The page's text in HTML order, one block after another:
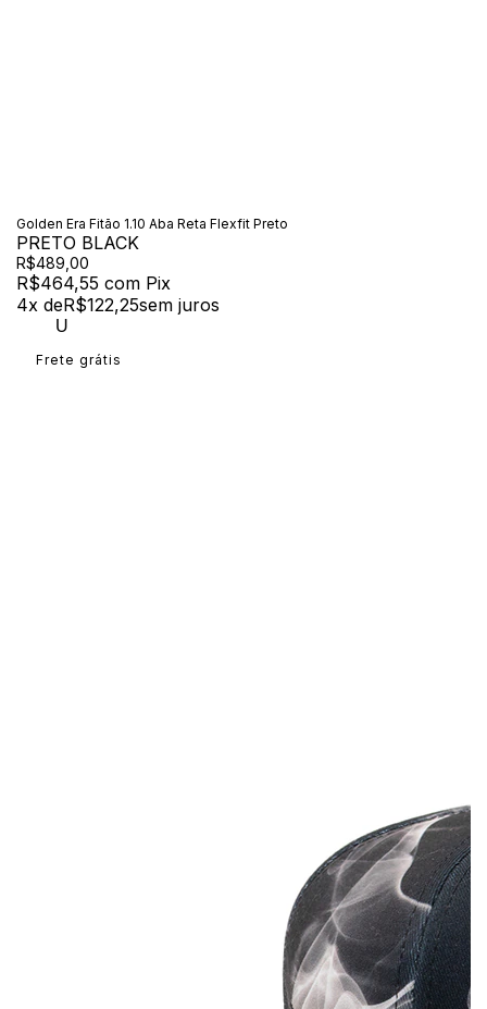
Golden Era Fitão 1.10 Aba Reta Flexfit Preto
PRETO BLACK
R$489,00
R$464,55 com Pix
4x deR$122,25sem juros
U
Frete grátis